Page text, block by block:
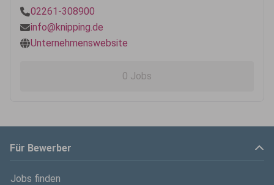
02261-308900
info@knipping.de
Unternehmenswebsite
0 Jobs
Für Bewerber
Jobs finden